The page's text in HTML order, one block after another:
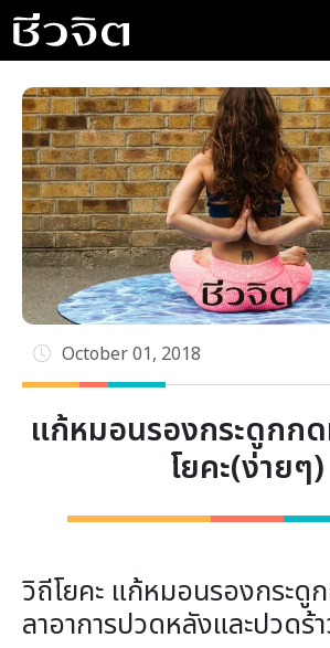
Skip
to
content
October 01, 2018
แก้หมอนรองกระดูกก
โยคะ(ง่ายๆ)
วิถีโยคะ แก้หมอนรองกระ
ลาอาการปวดหลังและปวดร้